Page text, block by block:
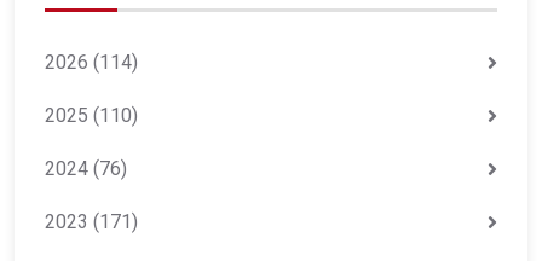
2026 (114)
2025 (110)
2024 (76)
2023 (171)